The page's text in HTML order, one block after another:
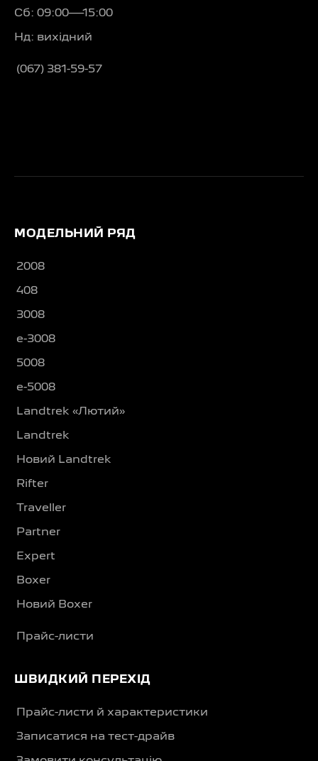
Сб: 09:00—15:00
Нд: вихідний
(067) 381-59-57
МОДЕЛЬНИЙ РЯД
2008
408
3008
e-3008
5008
e-5008
Landtrek «Лютий»
Landtrek
Новий Landtrek
Rifter
Traveller
Partner
Expert
Boxer
Новий Boxer
Прайс-листи
ШВИДКИЙ ПЕРЕХІД
Прайс-листи й характеристики
Записатися на тест-драйв